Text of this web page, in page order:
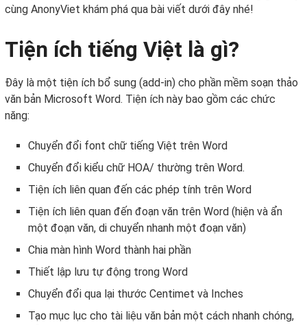
cùng AnonyViet khám phá qua bài viết dưới đây nhé!
Tiện ích tiếng Việt là gì?
Đây là một tiện ích bổ sung (add-in) cho phần mềm soạn thảo
văn bản Microsoft Word. Tiện ích này bao gồm các chức
năng:
Chuyển đổi font chữ tiếng Việt trên Word
Chuyển đổi kiểu chữ HOA/ thường trên Word.
Tiện ích liên quan đến các phép tính trên Word
Tiện ích liên quan đến đoạn văn trên Word (hiện và ẩn
một đoạn văn, di chuyển nhanh một đoạn văn)
Chia màn hình Word thành hai phần
Thiết lập lưu tự động trong Word
Chuyển đổi qua lại thước Centimet và Inches
Tạo mục lục cho tài liệu văn bản một cách nhanh chóng,